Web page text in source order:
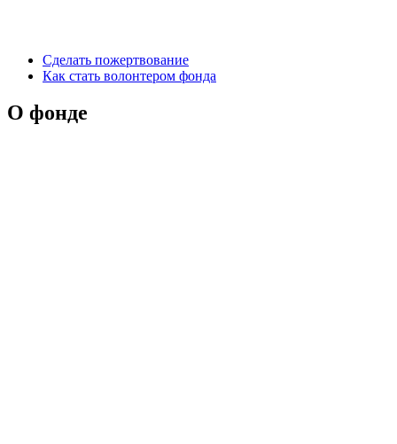
Сделать пожертвование
Как стать волонтером фонда
О фонде